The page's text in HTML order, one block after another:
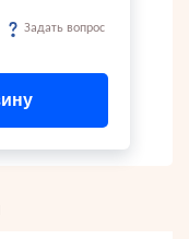
Задать вопрос